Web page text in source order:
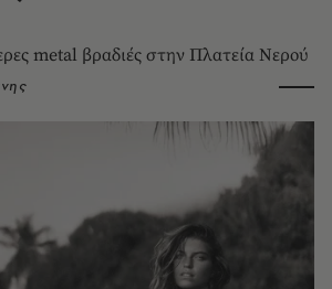
metal βραδιές στην Πλατεία Νερού